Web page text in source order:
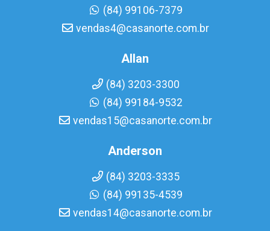
(84) 99106-7379
vendas4@casanorte.com.br
Allan
(84) 3203-3300
(84) 99184-9532
vendas15@casanorte.com.br
Anderson
(84) 3203-3335
(84) 99135-4539
vendas14@casanorte.com.br